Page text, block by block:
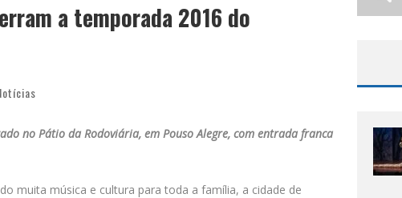
a temporada 2016 do
no Pátio da Rodoviária, em Pouso Alegre, com entrada franca
muita música e cultura para toda a família, a cidade de